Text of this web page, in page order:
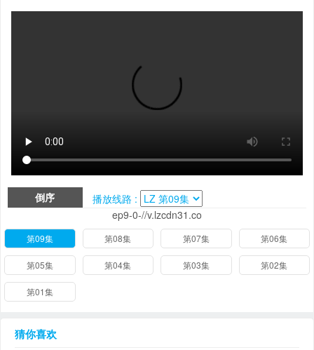
倒序
播放线路 :
ep9-0-//v.lzcdn31.co
第09集 第08集 第07集 第06集
第05集 第04集 第03集 第02集
第01集
猜你喜欢